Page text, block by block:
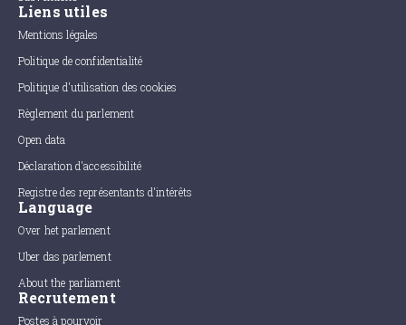
Liens utiles
Mentions légales
Politique de confidentialité
Politique d'utilisation des cookies
Règlement du parlement
Open data
Déclaration d'accessibilité
Registre des représentants d'intérêts
Language
Over het parlement
Uber das parlement
About the parliament
Recrutement
Postes à pourvoir